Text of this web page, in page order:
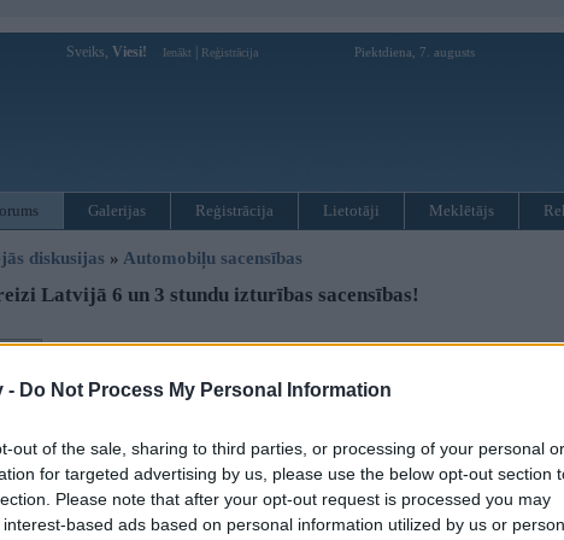
- Do Not Process My Personal Information
out of the sale, sharing to third parties, or processing of your personal or
for targeted advertising by us, please use the below opt-out section
Please note that after your opt-out request is processed you may
based ads based on personal information utilized by us or
Sveiks, Viesi! Ienākt Reģistrācija Piektdiena, 7. augusts
Galerijas Reģistrācija Lietotāji Meklētājs
diskusijas » Automobiļu sacensības
Latvijā 6 un 3 stundu izturības sacensības!
Ziņojums
Jau septiņus gadus Latvijas autosportisti ir piedalījušies 24 stundu izturības
Beidzot šāda veida sacīkstes nolemts rīkot arī Latvijā, pirmajā reizē risku samazinot
automašīnām un trīs stundām motocikliem un kvadricikliem. Sacensības notiks 8.
karjeri” teritorijā, Emburgā, Sidrabenes p., Ozolnieku n., Jelgavas rajonā un tās būs